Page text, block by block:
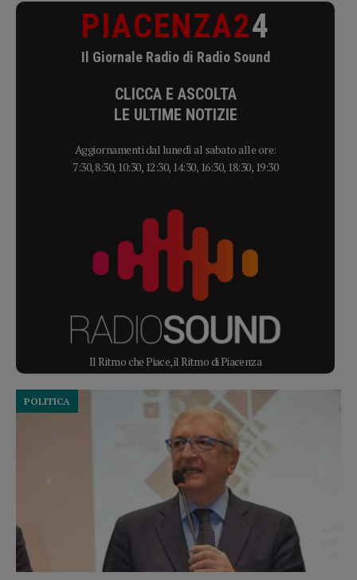
PIACENZA24
Il Giornale Radio di Radio Sound
CLICCA E ASCOLTA
LE ULTIME NOTIZIE
Aggiornamenti dal lunedì al sabato alle ore:
7:30, 8:30, 10:30, 12:30, 14:30, 16:30, 18:30, 19:30
Il Ritmo che Piace, il Ritmo di Piacenza
POLITICA